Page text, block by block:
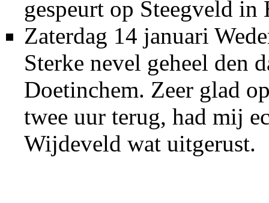
gespeurt op Steegveld in
Zaterdag 14 januari
Sterke nevel geheel den
Doetinchem. Zeer glad
twee uur terug, had mij
Wijdeveld wat uitgerust.